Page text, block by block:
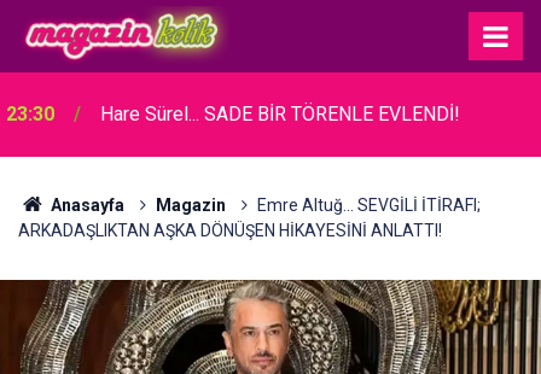
23:30 Hare Sürel... SADE BİR TÖRENLE EVLENDİ!
Anasayfa Magazin
Emre Altuğ... SEVGİLİ İTİRAFI;
ARKADAŞLIKTAN AŞKA DÖNÜŞEN HİKAYESİNİ ANLATTI!